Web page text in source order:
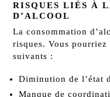
RISQUES LIÉS À
D’ALCOOL
La consommation
risques. Vous pourriez
suivants :
Diminution de l’état
Manque de